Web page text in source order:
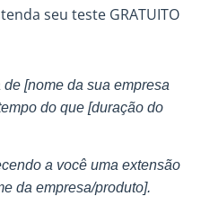
seu teste GRATUITO
[nome da sua empresa
do que [duração do
a você uma extensão
da empresa/produto].